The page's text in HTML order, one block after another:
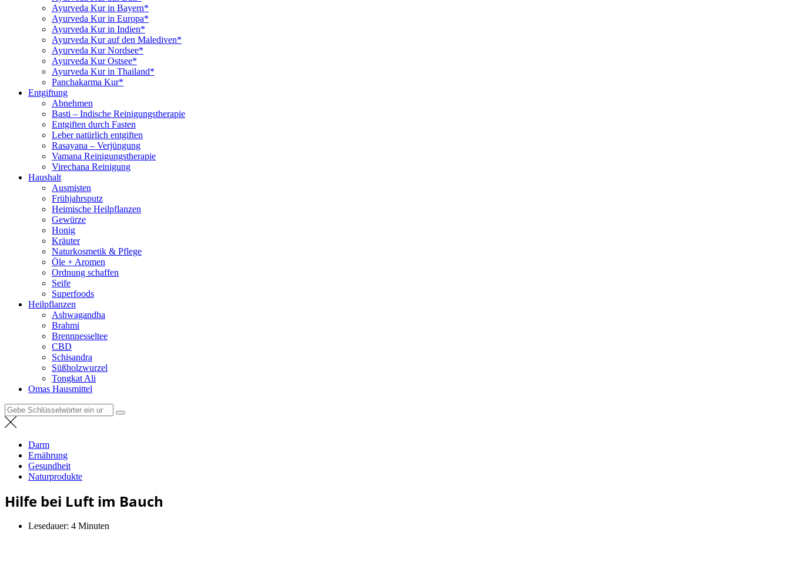
Ayurveda Kur in Bayern*
Ayurveda Kur in Europa*
Ayurveda Kur in Indien*
Ayurveda Kur auf den Malediven*
Ayurveda Kur Nordsee*
Ayurveda Kur Ostsee*
Ayurveda Kur in Thailand*
Panchakarma Kur*
Entgiftung
Abnehmen
Basti – Indische Reinigungstherapie
Entgiften durch Fasten
Leber natürlich entgiften
Rasayana – Verjüngung
Vamana Reinigungstherapie
Virechana Reinigung
Haushalt
Ausmisten
Frühjahrsputz
Heimische Heilpflanzen
Gewürze
Honig
Kräuter
Naturkosmetik & Pflege
Öle + Aromen
Ordnung schaffen
Seife
Superfoods
Heilpflanzen
Ashwagandha
Brahmi
Brennnesseltee
CBD
Schisandra
Süßholzwurzel
Tongkat Ali
Omas Hausmittel
Suchen
nach:
Darm
Ernährung
Gesundheit
Naturprodukte
Hilfe bei Luft im Bauch
Lesedauer: 4 Minuten